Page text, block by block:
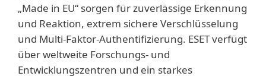
„Made in EU“ sorgen für zuverlässige Erkennung
und Reaktion, extrem sichere Verschlüsselung
und Multi-Faktor-Authentifizierung. ESET verfügt
über weltweite Forschungs- und
Entwicklungszentren und ein starkes